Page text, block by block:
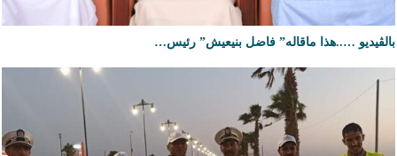
بالڤيديو …..هذا ماقاله” فاضل بنيعيش” رئيس…